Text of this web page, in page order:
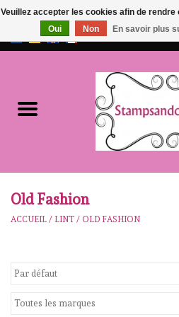
EUR/
NOUVEAU!!
workshops
Notre Marques
Old Fashion
ACCUEIL / LINT / OLD FASHION
Veuillez accepter les cookies afin de
Oui
Non En savoir plus